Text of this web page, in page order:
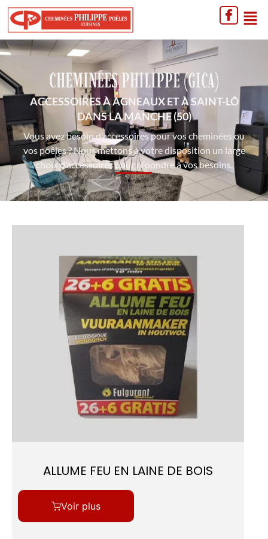
CHEMINÉES PHILIPPE (GICA)
ACCESSOIRES À AGNEAUX ET À SAINT-LÔ
DANS LA MANCHE (50)
Vous avez besoin d’accessoires pour vos cheminées ou
vos poêles ? Nous mettons à votre disposition un large
choix d’accessoires pour répondre à vos besoins.
ALLUME FEU EN LAINE DE BOIS
Voir plus